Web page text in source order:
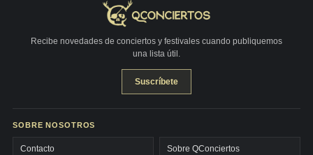
Recibe novedades de conciertos y festivales cuando publiquemos
una lista útil.
Suscríbete
SOBRE NOSOTROS
Contacto Sobre QConciertos